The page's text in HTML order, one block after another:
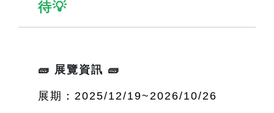
待💡
🧱 展覽資訊 🧱
展期：2025/12/19~2026/10/26